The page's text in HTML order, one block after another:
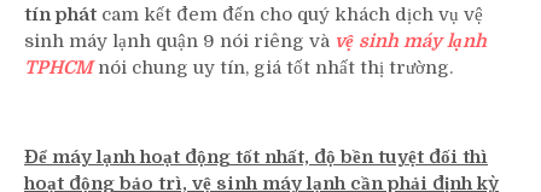
tín phát cam kết đem đến cho quý khách dịch vụ vệ
sinh máy lạnh quận 9 nói riêng và vệ sinh máy lạnh
TPHCMnói chung uy tín, giá tốt nhất thị trường.
Để máy lạnh hoạt động tốt nhất, độ bền tuyệt đối thì
hoạt động bảo trì, vệ sinh máy lạnh cần phải định kỳ